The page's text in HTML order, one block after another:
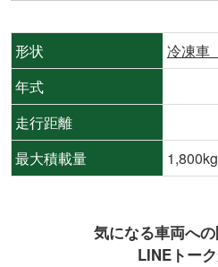
形状
冷凍車
年式
走行距離
最大積載量
1,800kg
気になる車両へ
LINEトーク